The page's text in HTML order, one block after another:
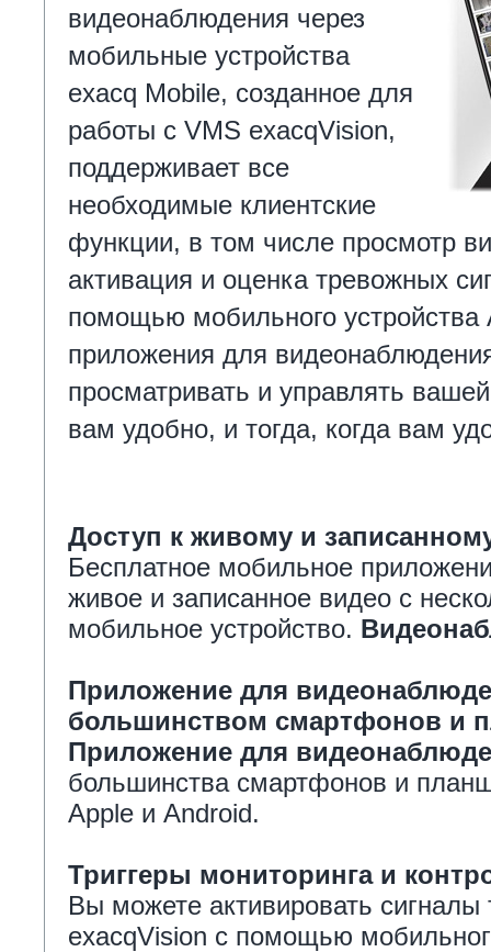
видеонаблюдения через
мобильные устройства
exacq Mobile, созданное для
работы с VMS exacqVision,
поддерживает все
необходимые клиентские
функции, в том числе просмотр
активация и оценка тревожных
помощью мобильного устройства
приложения для
просматривать и управлять
вам удобно, и тогда, когда вам
Доступ к живому и
Бесплатное мобильное
живое и записанное видео с
мобильное устройство.
Приложение для
большинством смартфонов и
Приложение для
большинства смартфонов и
Apple и Android.
Триггеры мониторинга и
Вы можете активировать сигналы
exacqVision с помощью